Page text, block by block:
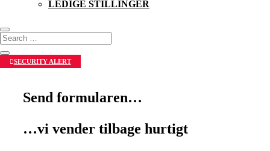
LEDIGE STILLINGER
SECURITY ALERT
Send formularen…
…vi vender tilbage hurtigt